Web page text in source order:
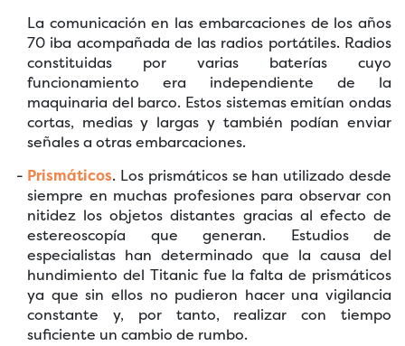
La comunicación en las embarcaciones de los años
70 iba acompañada de las radios portátiles. Radios
constituidas por varias baterías cuyo
funcionamiento era independiente de la
maquinaria del barco. Estos sistemas emitían ondas
cortas, medias y largas y también podían enviar
señales a otras embarcaciones.
Prismáticos. Los prismáticos se han utilizado desde
siempre en muchas profesiones para observar con
nitidez los objetos distantes gracias al efecto de
estereoscopía que generan. Estudios de
especialistas han determinado que la causa del
hundimiento del Titanic fue la falta de prismáticos
ya que sin ellos no pudieron hacer una vigilancia
constante y, por tanto, realizar con tiempo
suficiente un cambio de rumbo.